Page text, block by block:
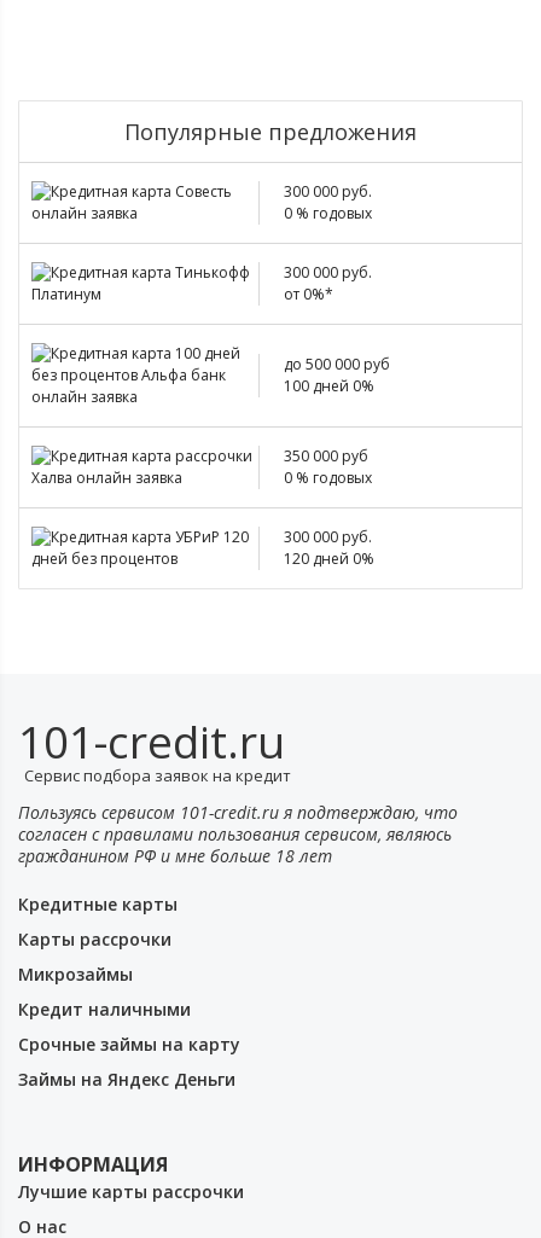
Популярные предложения
300 000 руб.
0 % годовых
300 000 руб.
от 0%*
до 500 000 руб
100 дней 0%
350 000 руб
0 % годовых
300 000 руб.
120 дней 0%
101-credit.ru
Сервис подбора заявок на кредит
Пользуясь сервисом 101-credit.ru я подтверждаю, что
согласен с правилами пользования сервисом, являюсь
гражданином РФ и мне больше 18 лет
Кредитные карты
Карты рассрочки
Микрозаймы
Кредит наличными
Срочные займы на карту
Займы на Яндекс Деньги
ИНФОРМАЦИЯ
Лучшие карты рассрочки
О нас